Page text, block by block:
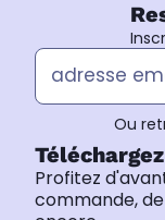
Ou
Profitez
commande,